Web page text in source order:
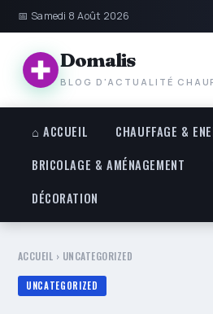
📅 Samedi 8 Août 2026
Domalis
BLOG D'ACTUALITÉ
⌂ ACCUEIL
CHAUFFAGE &
BRICOLAGE & AMÉNAGEMENT
DÉCORATION
ACCUEIL › UNCATEGORIZED
UNCATEGORIZED